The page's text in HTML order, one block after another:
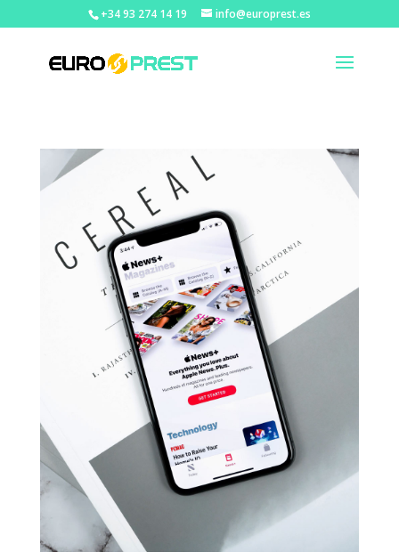
+34 93 274 14 19 info@europrest.es